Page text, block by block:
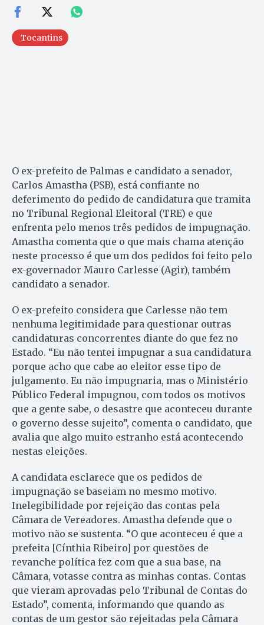
Tocantins
O ex-prefeito de Palmas e candidato a senador,
Carlos Amastha (PSB), está confiante no
deferimento do pedido de candidatura que tramita
no Tribunal Regional Eleitoral (TRE) e que
enfrenta pelo menos três pedidos de impugnação.
Amastha comenta que o que mais chama atenção
neste processo é que um dos pedidos foi feito pelo
ex-governador Mauro Carlesse (Agir), também
candidato a senador.
O ex-prefeito considera que Carlesse não tem
nenhuma legitimidade para questionar outras
candidaturas concorrentes diante do que fez no
Estado. “Eu não tentei impugnar a sua candidatura
porque acho que cabe ao eleitor esse tipo de
julgamento. Eu não impugnaria, mas o Ministério
Público Federal impugnou, com todos os motivos
que a gente sabe, o desastre que aconteceu durante
o governo desse sujeito”, comenta o candidato, que
avalia que algo muito estranho está acontecendo
nestas eleições.
A candidata esclarece que os pedidos de
impugnação se baseiam no mesmo motivo.
Inelegibilidade por rejeição das contas pela
Câmara de Vereadores. Amastha defende que o
motivo não se sustenta. “O que aconteceu é que a
prefeita [Cínthia Ribeiro] por questões de
revanche política fez com que a sua base, na
Câmara, votasse contra as minhas contas. Contas
que vieram aprovadas pelo Tribunal de Contas do
Estado”, comenta, informando que quando as
contas de um gestor são rejeitadas pela Câmara